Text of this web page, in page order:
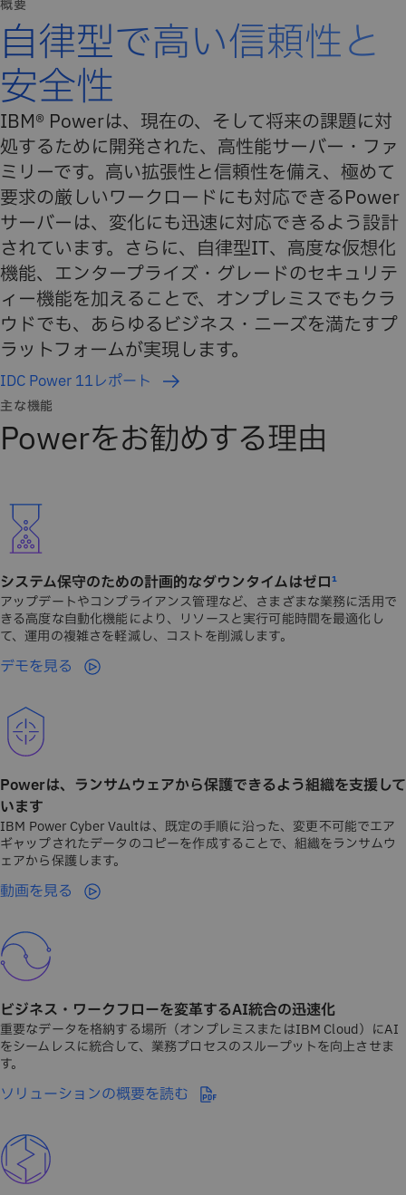
概要
自律型で高い信頼性と
安全性
IBM® Powerは、現在の、そして将来の課題に対
処するために開発された、高性能サーバー・ファ
ミリーです。高い拡張性と信頼性を備え、極めて
要求の厳しいワークロードにも対応できるPower
サーバーは、変化にも迅速に対応できるよう設計
されています。さらに、自律型IT、高度な仮想化
機能、エンタープライズ・グレードのセキュリテ
ィー機能を加えることで、オンプレミスでもクラ
ウドでも、あらゆるビジネス・ニーズを満たすプ
ラットフォームが実現します。
IDC Power 11レポート
主な機能
Powerをお勧めする理由
システム保守のための計画的なダウンタイムはゼロ¹
アップデートやコンプライアンス管理など、さまざまな業務に活用で
きる高度な自動化機能により、リソースと実行可能時間を最適化し
て、運用の複雑さを軽減し、コストを削減します。
デモを見る
Powerは、ランサムウェアから保護できるよう組織を支援して
います
IBM Power Cyber Vaultは、既定の手順に沿った、変更不可能でエア
ギャップされたデータのコピーを作成することで、組織をランサムウ
ェアから保護します。
動画を見る
ビジネス・ワークフローを変革するAI統合の迅速化
重要なデータを格納する場所（オンプレミスまたはIBM Cloud）にAI
をシームレスに統合して、業務プロセスのスループットを向上させま
す。
ソリューションの概要を読む